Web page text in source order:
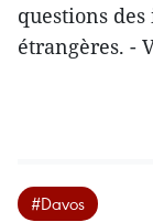
questions
étrangères. -
#Davos